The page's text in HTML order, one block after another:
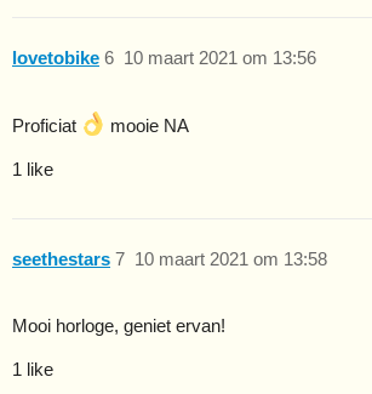
lovetobike 10 maart 2021 om 13:56
6
Proficiat mooie NA
1 like
seethestars 10 maart 2021 om 13:58
7
Mooi horloge, geniet ervan!
1 like